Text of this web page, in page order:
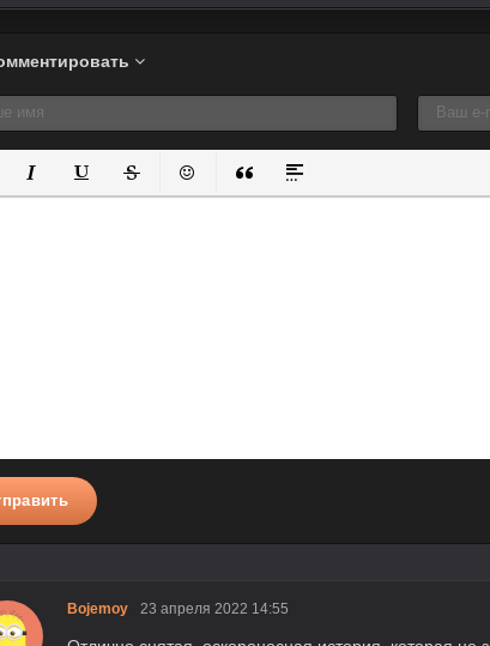
КурсивПодчеркнутый
ЗачеркнутыйВставить смайлик
Вставка цитаты
Вставка спойлера
Bojemoy 23 апреля 2022 14:55